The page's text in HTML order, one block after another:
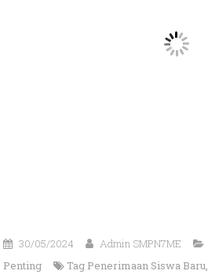
30/05/2024 Admin SMPN7ME
Penting
Tag Penerimaan Siswa Baru,